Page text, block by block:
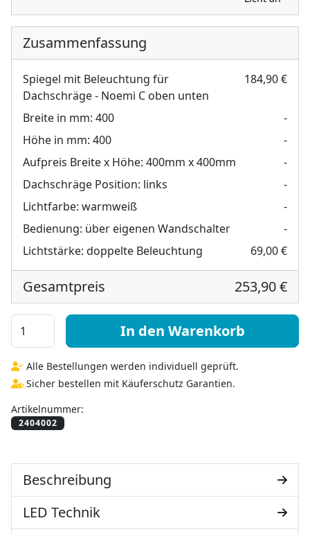
Zusammenfassung
Spiegel mit Beleuchtung für
Dachschräge - Noemi C oben unten
184,90 €
Breite in mm: 400
-
Höhe in mm: 400
-
Aufpreis Breite x Höhe: 400mm x 400mm
-
Dachschräge Position: links
-
Lichtfarbe: warmweiß
-
Bedienung: über eigenen Wandschalter
-
Lichtstärke: doppelte Beleuchtung 69,00 €
Gesamtpreis 253,90 €
Spiegel mit Beleuchtung für Dachschräge - Noemi C
In den Warenkorb
Alle Bestellungen werden individuell geprüft.
Sicher bestellen mit Käuferschutz Garantien.
Artikelnummer:
Beschreibung
LED Technik